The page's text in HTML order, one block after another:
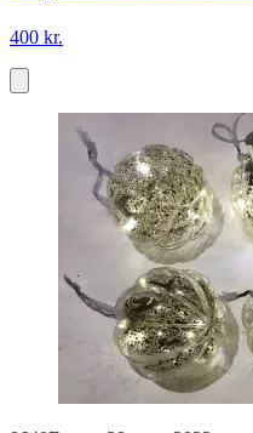
400 kr.